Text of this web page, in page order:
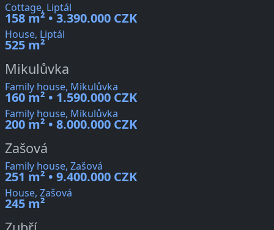
Cottage, Liptál
158 m² • 3.390.000 CZK
House, Liptál
525 m²
Mikulůvka
Family house, Mikulůvka
160 m² • 1.590.000 CZK
Family house, Mikulůvka
200 m² • 8.000.000 CZK
Zašová
Family house, Zašová
251 m² • 9.400.000 CZK
House, Zašová
245 m²